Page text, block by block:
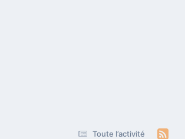
Toute l’activité